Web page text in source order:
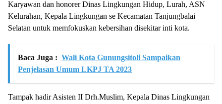
Karyawan dan honorer Dinas Lingkungan Hidup, Lurah, ASN
Kelurahan, Kepala Lingkungan se Kecamatan Tanjungbalai
Selatan untuk memfokuskan kebersihan disekitar inti kota.
Baca Juga : Wali Kota Gunungsitoli Sampaikan
Penjelasan Umum LKPJ TA 2023
Tampak hadir Asisten II Drh.Muslim, Kepala Dinas Lingkungan